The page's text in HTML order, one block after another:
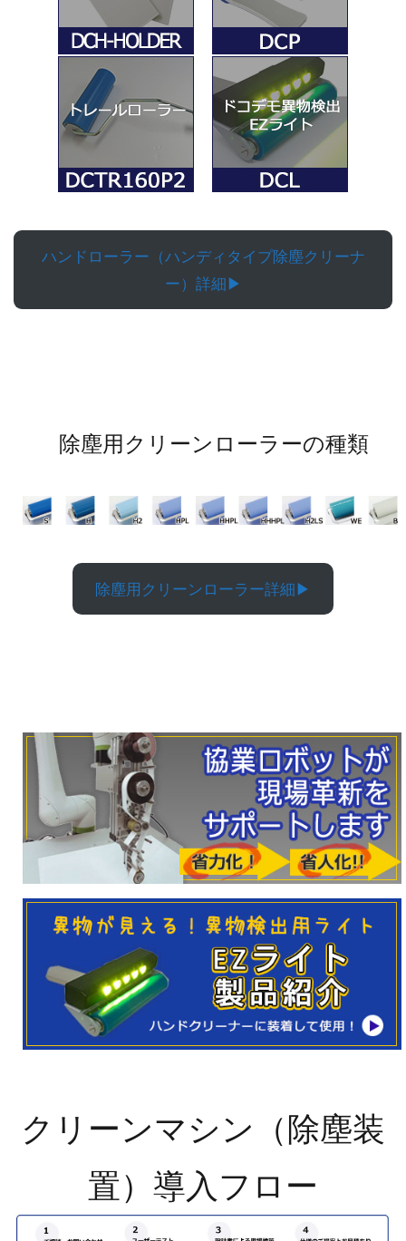
ハンドローラー（ハンディタイプ除塵クリーナ
ー）詳細▶︎
除塵用クリーンローラーの種類
除塵用クリーンローラー詳細▶︎
クリーンマシン（除塵装
置）導入フロー